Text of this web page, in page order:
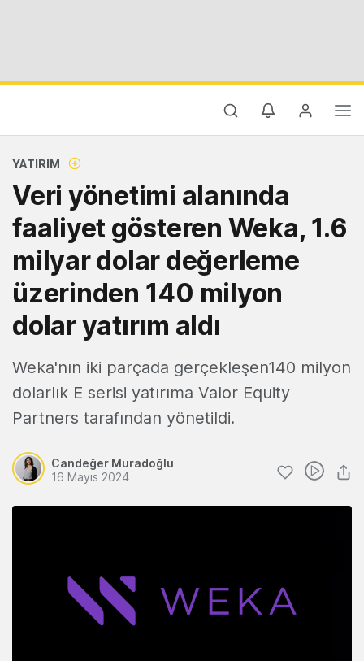
YATIRIM
Veri yönetimi alanında
faaliyet gösteren Weka, 1.6
milyar dolar değerleme
üzerinden 140 milyon
dolar yatırım aldı
Weka'nın iki parçada gerçekleşen140 milyon
dolarlık E serisi yatırıma Valor Equity
Partners tarafından yönetildi.
Candeğer Muradoğlu
16 Mayıs 2024